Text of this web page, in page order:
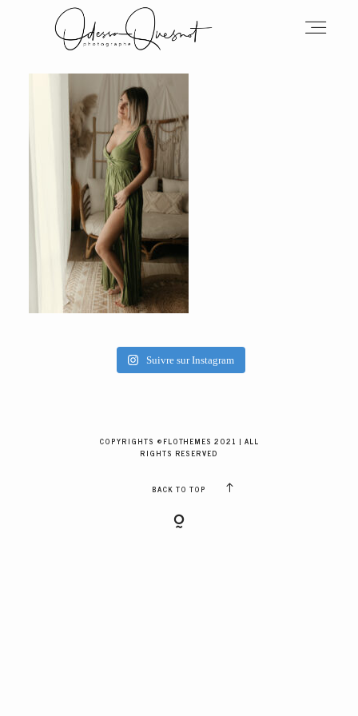
Suivre sur Instagram
COPYRIGHTS ©FLOTHEMES 2021 | ALL
RIGHTS RESERVED
BACK TO TOP
MON TRAVAIL
VOS MOTS D'AMOUR
BOH'AIME
GALERIES CLIENTS
RÉSERVER